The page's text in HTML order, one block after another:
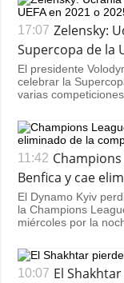
17:07 Zelensky:
Supercopa de la
El presidente
celebrar la
varias
11:42
Benfica y cae
El Dynamo Kyiv
la Champions
miércoles por la
10:07 El